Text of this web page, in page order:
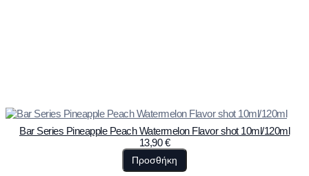
Bar Series Pineapple Peach Watermelon Flavor shot 10ml/120ml
13,90€
Προσθήκη